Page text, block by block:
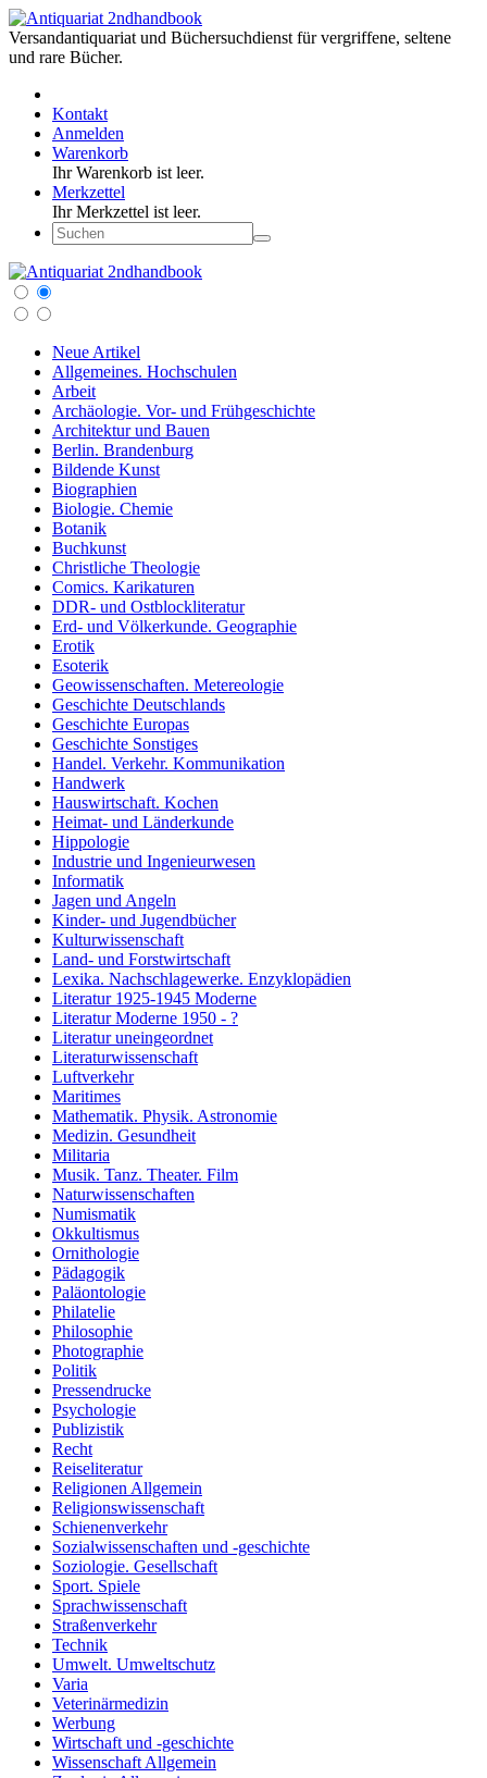
Versandantiquariat und Büchersuchdienst für vergriffene, seltene
und rare Bücher.
Kontakt
Anmelden
Warenkorb
Ihr Warenkorb ist leer.
Merkzettel
Ihr Merkzettel ist leer.
Neue Artikel
Allgemeines. Hochschulen
Arbeit
Archäologie. Vor- und Frühgeschichte
Architektur und Bauen
Berlin. Brandenburg
Bildende Kunst
Biographien
Biologie. Chemie
Botanik
Buchkunst
Christliche Theologie
Comics. Karikaturen
DDR- und Ostblockliteratur
Erd- und Völkerkunde. Geographie
Erotik
Esoterik
Geowissenschaften. Metereologie
Geschichte Deutschlands
Geschichte Europas
Geschichte Sonstiges
Handel. Verkehr. Kommunikation
Handwerk
Hauswirtschaft. Kochen
Heimat- und Länderkunde
Hippologie
Industrie und Ingenieurwesen
Informatik
Jagen und Angeln
Kinder- und Jugendbücher
Kulturwissenschaft
Land- und Forstwirtschaft
Lexika. Nachschlagewerke. Enzyklopädien
Literatur 1925-1945 Moderne
Literatur Moderne 1950 - ?
Literatur uneingeordnet
Literaturwissenschaft
Luftverkehr
Maritimes
Mathematik. Physik. Astronomie
Medizin. Gesundheit
Militaria
Musik. Tanz. Theater. Film
Naturwissenschaften
Numismatik
Okkultismus
Ornithologie
Pädagogik
Paläontologie
Philatelie
Philosophie
Photographie
Politik
Pressendrucke
Psychologie
Publizistik
Recht
Reiseliteratur
Religionen Allgemein
Religionswissenschaft
Schienenverkehr
Sozialwissenschaften und -geschichte
Soziologie. Gesellschaft
Sport. Spiele
Sprachwissenschaft
Straßenverkehr
Technik
Umwelt. Umweltschutz
Varia
Veterinärmedizin
Werbung
Wirtschaft und -geschichte
Wissenschaft Allgemein